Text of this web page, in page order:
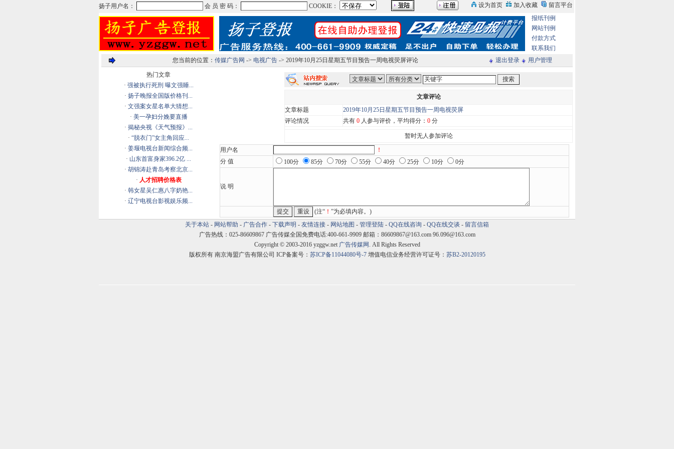
报纸刊例
网站刊例
付款方式
联系我们
您当前的位置： 传媒广告网 -> 电视广告-> 2019年10月25日星期五节目预告一周电视荧屏评论 退出登录 用户管理
热门文章
· 强被执行死刑 曝文强睡...
· 扬子晚报全国版价格刊...
· 文强案女星名单大猜想...
· 美一孕妇分娩要直播
· 揭秘央视《天气预报》...
· “脱衣门”女主角回应...
· 姜堰电视台新闻综合频...
· 山东首富身家396.2亿 ...
· 胡锦涛赴青岛考察北京...
· 人才招聘价格表
· 韩女星吴仁惠八字奶艳...
· 辽宁电视台影视娱乐频...
文章评论
文章标题
2019年10月25日星期五节目预告一周电视荧屏
评论情况
共有 0 人参与评价，平均得分： 0 分
暂时无人参加评论
用户名
！
分 值
100分 85分 70分 55分 40分 25分 10分 0分
说 明
(注“！ ”为必填内容。)
关于本站 - 网站帮助 - 广告合作 - 下载声明 - 友情连接 - 网站地图 - 管理登陆 - QQ在线咨询 - QQ在线交谈 - 留言信箱
广告热线：025-86609867 广告传媒全国免费电话:400-661-9909 邮箱：86609867@163.com 96.096@163.com
Copyright © 2003-2016 yzggw.net 广告传媒网 . All Rights Reserved
版权所有 南京海盟广告有限公司 ICP备案号： 苏ICP备11044080号-7增值电信业务经营许可证号： 苏B2-20120195